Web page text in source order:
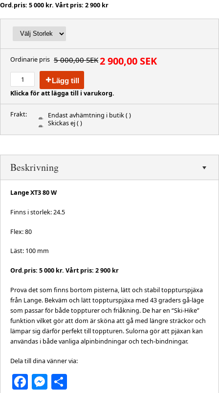
Ord.pris: 5 000 kr. Vårt pris: 2 900 kr
Ordinarie pris 5 000,00 SEK2 900,00 SEK
Lägg till
Klicka för att lägga till i varukorg.
Frakt: Endast avhämtning i butik( )
Skickas ej( )
Beskrivning
Lange XT3 80 W
Finns i storlek: 24.5
Flex: 80
Läst: 100 mm
Ord.pris: 5 000 kr. Vårt pris: 2 900 kr
Prova det som finns bortom pisterna, lätt och stabil toppturspjäxa
från Lange. Bekväm och lätt toppturspjäxa med 43 graders gå-läge
som passar för både toppturer och friåkning. De har en “Ski-Hike”
funktion vilket gör att dom är sköna att gå med längre sträckor och
lämpar sig därför perfekt till toppturen.Sulorna gör att pjäxan kan
användas i både vanliga alpinbindningar och tech-bindningar.
Dela till dina vänner via:
Facebook
Messenger